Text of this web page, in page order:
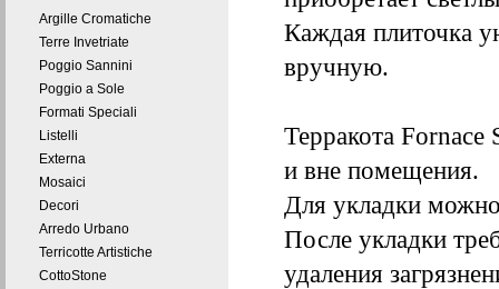
Argille Cromatiche
Terre Invetriate
Poggio Sannini
Poggio a Sole
Formati Speciali
Listelli
Externa
Mosaici
Decori
Arredo Urbano
Terricotte Artistiche
CottoStone
Каждая плиточка
вручную.
Терракота Fornace
и вне помещения.
Для укладки можно
После укладки
удаления